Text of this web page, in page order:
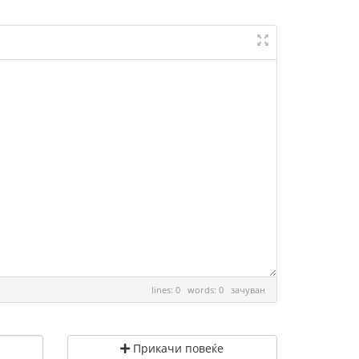
lines: 0 words: 0 зачуван
Прикачи повеќе